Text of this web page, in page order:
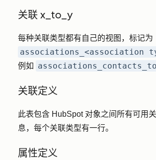
关联 x_to_y
每种关联类型都有自己的视图，标记为
associations_<association
例如
关联定义
此表包含 HubSpot 对象之间所有可用
息，每个关联类型有一行。
属性定义